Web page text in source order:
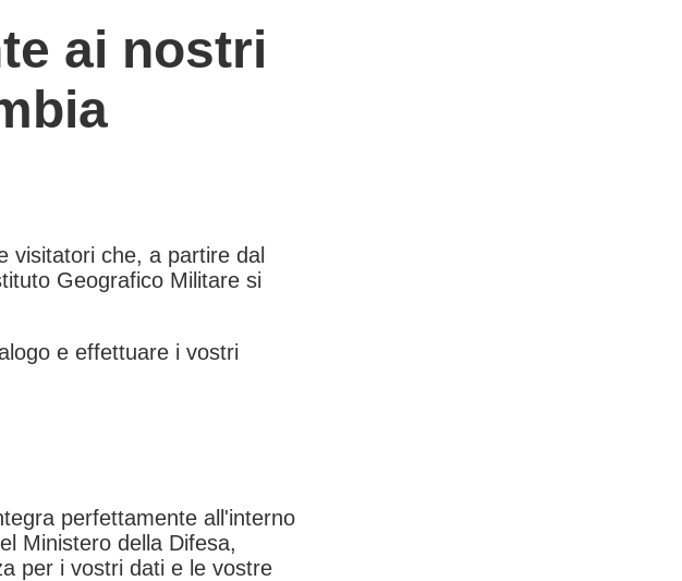
ai nostri
visitatori che, a partire dal
Geografico Militare si
e effettuare i vostri
perfettamente all'interno
Ministero della Difesa,
per i vostri dati e le vostre